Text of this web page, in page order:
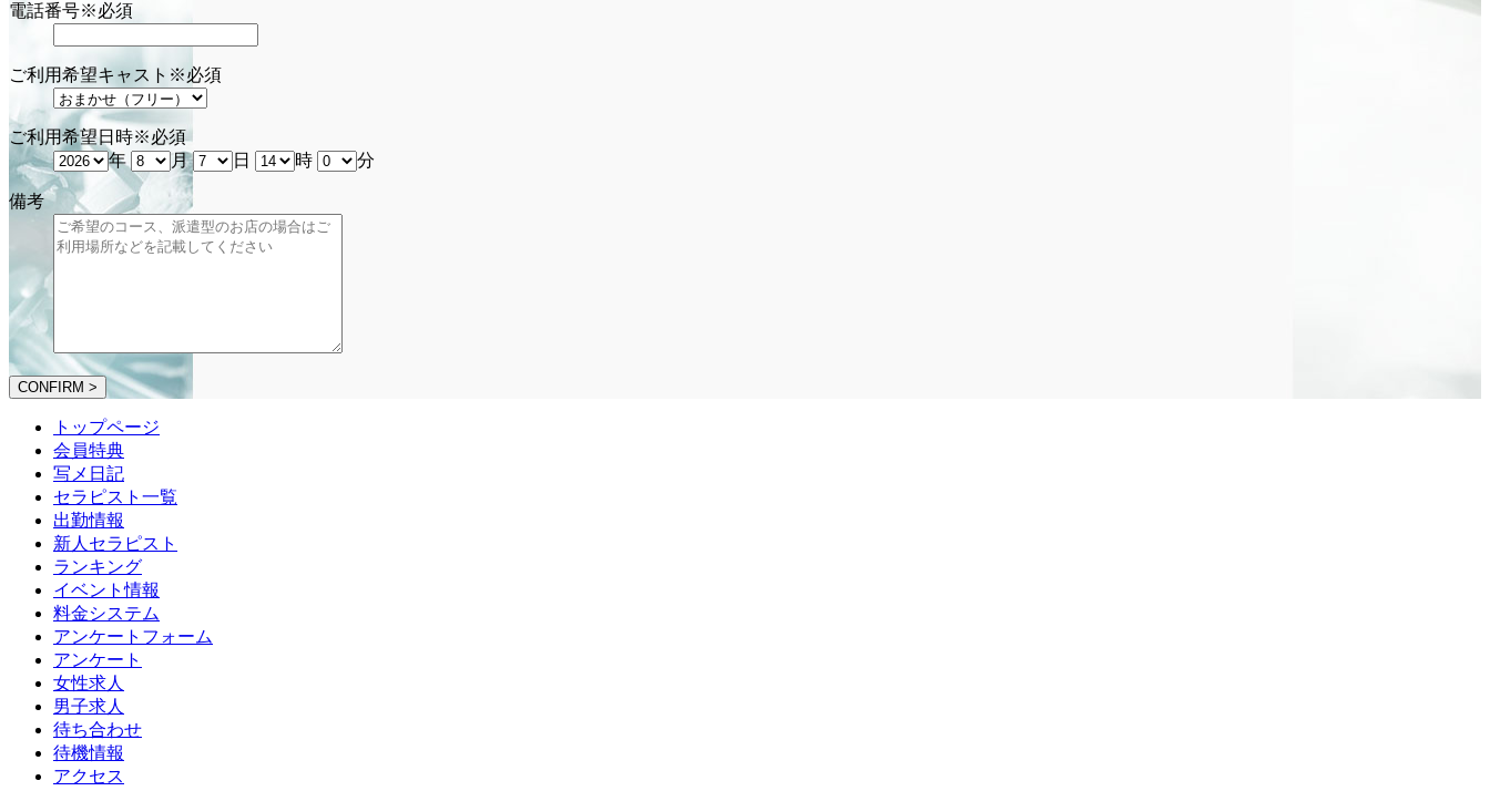
電話番号※必須
ご利用希望キャスト ※必須
ご利用希望日時※必須
年
月 日 時 分
備考
CONFIRM >
トップページ
会員特典
写メ日記
セラピスト一覧
出勤情報
新人セラピスト
ランキング
イベント情報
料金システム
アンケートフォーム
アンケート
女性求人
男子求人
待ち合わせ
待機情報
アクセス